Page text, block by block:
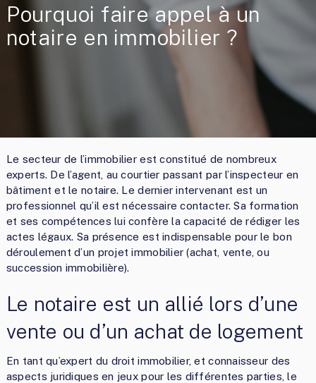
Pourquoi faire appel à un
notaire en immobilier ?
Le secteur de l’immobilier est constitué de nombreux
experts. De l’agent, au courtier passant par l’inspecteur en
bâtiment et le notaire. Le dernier intervenant est un
professionnel qu’il est nécessaire contacter. Sa formation
et ses compétences lui confère la capacité de rédiger les
actes légaux. Sa présence est indispensable pour le bon
déroulement d’un projet immobilier (achat, vente, ou
succession immobilière).
Le notaire est un allié lors d’une
vente ou d’un achat de logement
En tant qu’expert du droit immobilier, et connaisseur des
aspects juridiques en jeux pour les différentes parties, le